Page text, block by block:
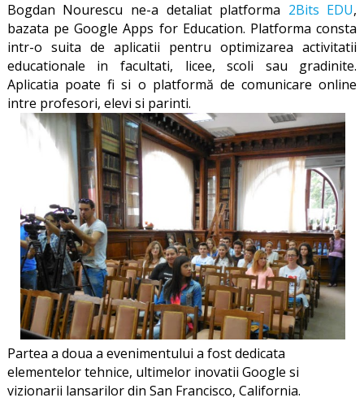
Bogdan Nourescu ne-a detaliat platforma 2Bits EDU,
bazata pe Google Apps for Education. Platforma consta
intr-o suita de aplicatii pentru optimizarea activitatii
educationale in facultati, licee, scoli sau gradinite.
Aplicatia poate fi si o platformă de comunicare online
intre profesori, elevi si parinti.
Partea a doua a evenimentului a fost dedicata
elementelor tehnice, ultimelor inovatii Google si
vizionarii lansarilor din San Francisco, California.